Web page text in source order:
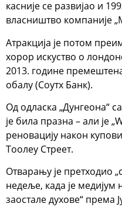
касније се развијао и
власништво компаније
Атракција је потом
хорор искуство о
2013. године
обалу (Соутх Банк).
Од одласка „Дунгеона“
је била празна – али је
реновацију након
Тоолеy Стреет.
Отварању је претходио
недеље, када је медијум
заостале духове“ према